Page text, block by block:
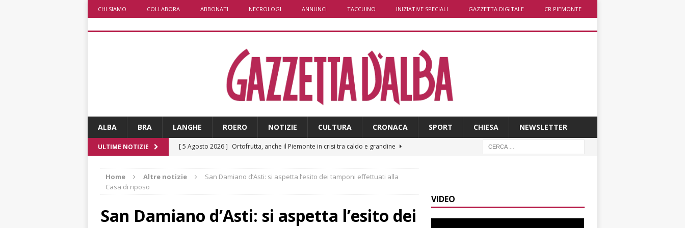
CHI SIAMO COLLABORA ABBONATI NECROLOGI ANNUNCI TACCUINO INIZIATIVE SPECIALI GAZZETTA DIGITALE CR PIEMONTE
ALBA BRA LANGHE ROERO NOTIZIE CULTURA CRONACA SPORT CHIESA NEWSLETTER
ULTIME NOTIZIE [ 5 Agosto 2026 ] Ortofrutta, anche il Piemonte in crisi tra caldo e grandine
[ 5 Agosto 2026 ] Aib Piemonte in Calabria: prosegue la missione contro gli
[ 5 Agosto 2026 ] Sulla provinciale 661 tra Sanfrè e Bra nuova segnaletica per
Home Altre notizie
San Damiano d’Asti: si aspetta l’esito dei tamponi effettuati alla
Casa di riposo
San Damiano d’Asti: si aspetta l’esito dei
VIDEO